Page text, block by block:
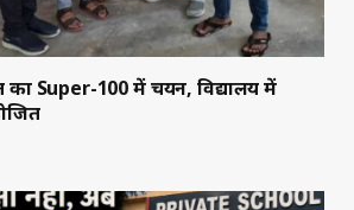
का Super-100 में चयन, विद्यालय में